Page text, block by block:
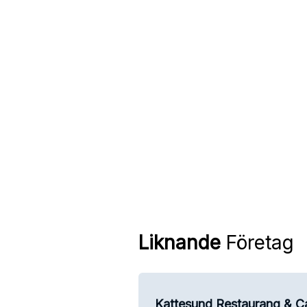
LiknandeFöretag
Kattesund Restaurang &